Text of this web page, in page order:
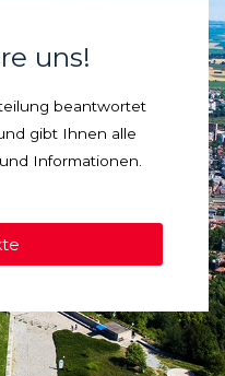
uns!
beantwortet
gibt Ihnen alle
Informationen.